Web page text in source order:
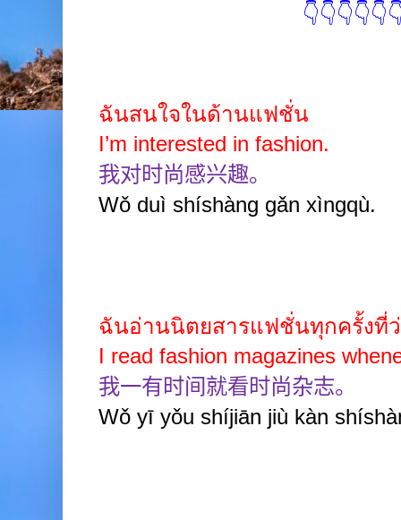
ฉันสนใจในด้านแฟชั่น
I’m interested in fashion.
我对时尚感兴趣。
Wǒ duì shíshàng gǎn xìngqù.
ฉันอ่านนิตยสารแฟชั่นทุกครั้งที่
I read fashion magazines
我一有时间就看时尚杂志。
Wǒ yī yǒu shíjiān jiù kàn